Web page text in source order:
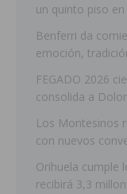
un quinto piso
Benferri da
emoción,
FEGADO 2026
consolida a
Los Montesinos
con nuevos
Orihuela cumple
recibirá 3,3